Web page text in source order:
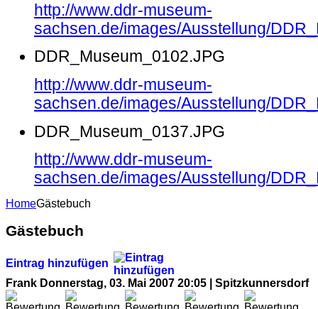
http://www.ddr-museum-
sachsen.de/images/Ausstellung/
DDR_Museum_0102.JPG
http://www.ddr-museum-
sachsen.de/images/Ausstellung/
DDR_Museum_0137.JPG
http://www.ddr-museum-
sachsen.de/images/Ausstellung/
HomeGästebuch
Gästebuch
Eintrag hinzufügen
Frank Donnerstag, 03. Mai 2007 20:05 | Spitzkunnersdorf